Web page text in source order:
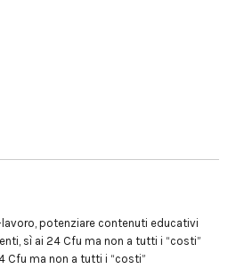
potenziare contenuti educativi
sì ai 24 Cfu ma non a tutti i “costi”
Cfu ma non a tutti i “costi”